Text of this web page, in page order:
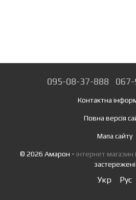
095-08-37-888
Контактна
Повна версія
Мапа сайту
© 2026 Амарон - інтернет магазин
застережені
Укр Рус